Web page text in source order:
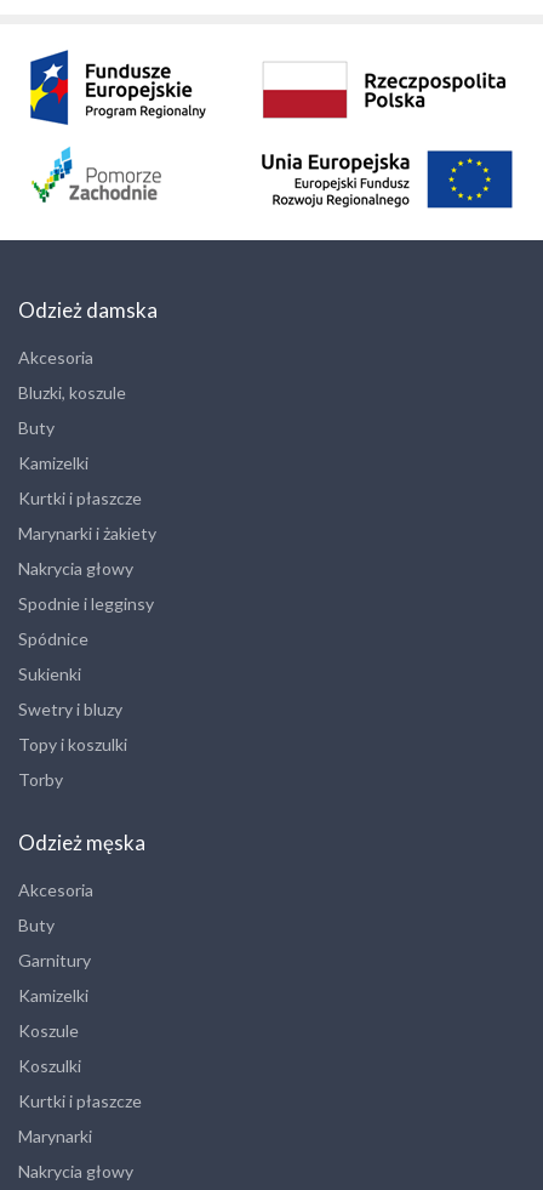
Odzież damska
Akcesoria
Bluzki, koszule
Buty
Kamizelki
Kurtki i płaszcze
Marynarki i żakiety
Nakrycia głowy
Spodnie i legginsy
Spódnice
Sukienki
Swetry i bluzy
Topy i koszulki
Torby
Odzież męska
Akcesoria
Buty
Garnitury
Kamizelki
Koszule
Koszulki
Kurtki i płaszcze
Marynarki
Nakrycia głowy